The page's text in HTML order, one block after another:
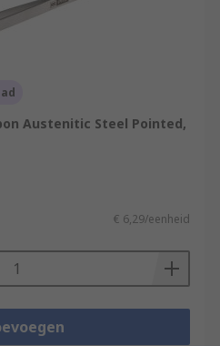
Austenitic Steel Pointed,
€ 6,29/eenheid